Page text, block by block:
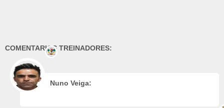
COMENTARIOS TREINADORES:
Nuno Veiga: